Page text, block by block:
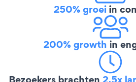
250% groei in
200% growth in